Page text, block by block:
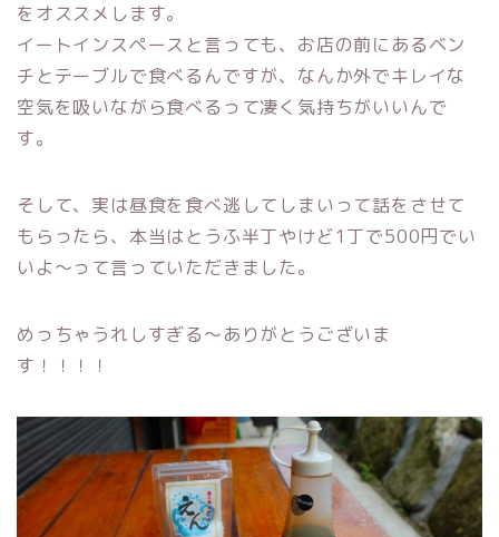
をオススメします。
イートインスペースと言っても、お店の前にあるベン
チとテーブルで食べるんですが、なんか外でキレイな
空気を吸いながら食べるって凄く気持ちがいいんで
す。
そして、実は昼食を食べ逃してしまいって話をさせて
もらったら、本当はとうふ半丁やけど1丁で500円でい
いよ～って言っていただきました。
めっちゃうれしすぎる～ありがとうございま
す！！！！